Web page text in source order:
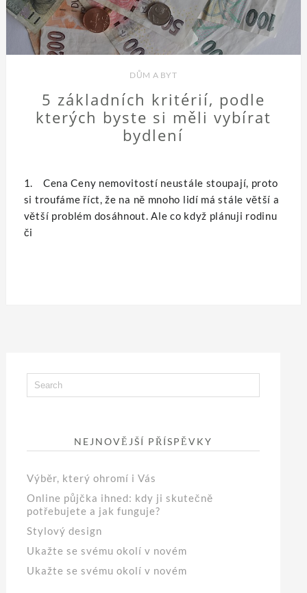
DŮM A BYT
5 základních kritérií, podle
kterých byste si měli vybírat
bydlení
1. Cena Ceny nemovitostí neustále stoupají, proto
si troufáme říct, že na ně mnoho lidí má stále větší a
větší problém dosáhnout. Ale co když plánuji rodinu
či
NEJNOVĚJŠÍ PŘÍSPĚVKY
Výběr, který ohromí i Vás
Online půjčka ihned: kdy ji skutečně
potřebujete a jak funguje?
Stylový design
Ukažte se svému okolí v novém
Ukažte se svému okolí v novém